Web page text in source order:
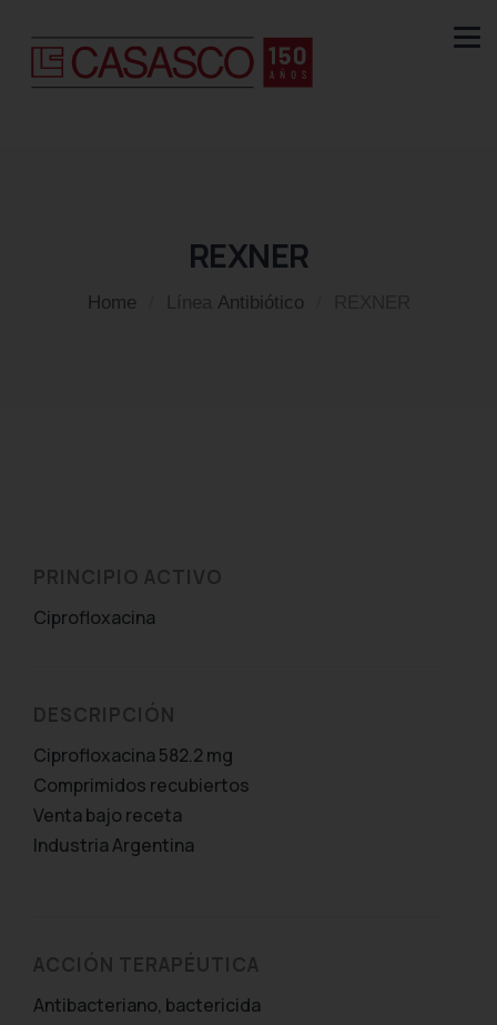
REXNER
Home Antibiótico
PRINCIPIO ACTIVO
Ciprofloxacina
DESCRIPCIÓN
Ciprofloxacina 582.2 mg
Comprimidos recubiertos
Venta bajo receta
Industria Argentina
ACCIÓN TERAPÉUTICA
Antibacteriano, bactericida